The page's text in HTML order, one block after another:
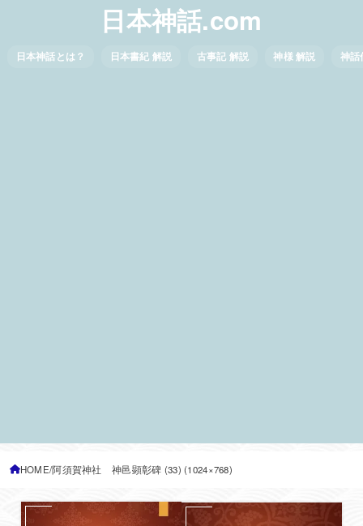
日本神話.com
日本神話とは？ 日本書紀 解説 古事記 解説 神様 解説 神話
HOME 阿須賀神社 神邑顕彰碑 (33) (1024×768)